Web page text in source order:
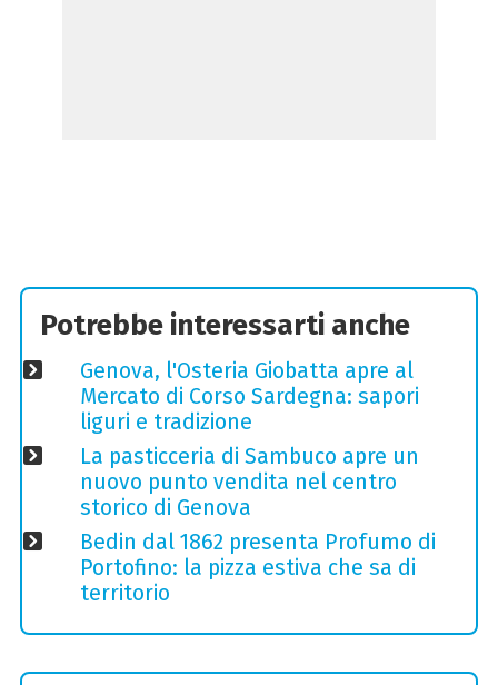
Potrebbe interessarti anche
Genova, l'Osteria Giobatta apre al
Mercato di Corso Sardegna: sapori
liguri e tradizione
La pasticceria di Sambuco apre un
nuovo punto vendita nel centro
storico di Genova
Bedin dal 1862 presenta Profumo di
Portofino: la pizza estiva che sa di
territorio